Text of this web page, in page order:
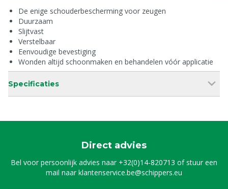
De enige schouderbescherming voor zeugen
Duurzaam
Slijtvast
Verstelbaar
Eenvoudige bevestiging
Wonden altijd schoonmaken en behandelen vóór applicatie
Specificaties
Direct advies
Bel voor persoonlijk advies naar +32(0)14-820713 of stuur een
mail naarklantenservice.be@schippers.eu